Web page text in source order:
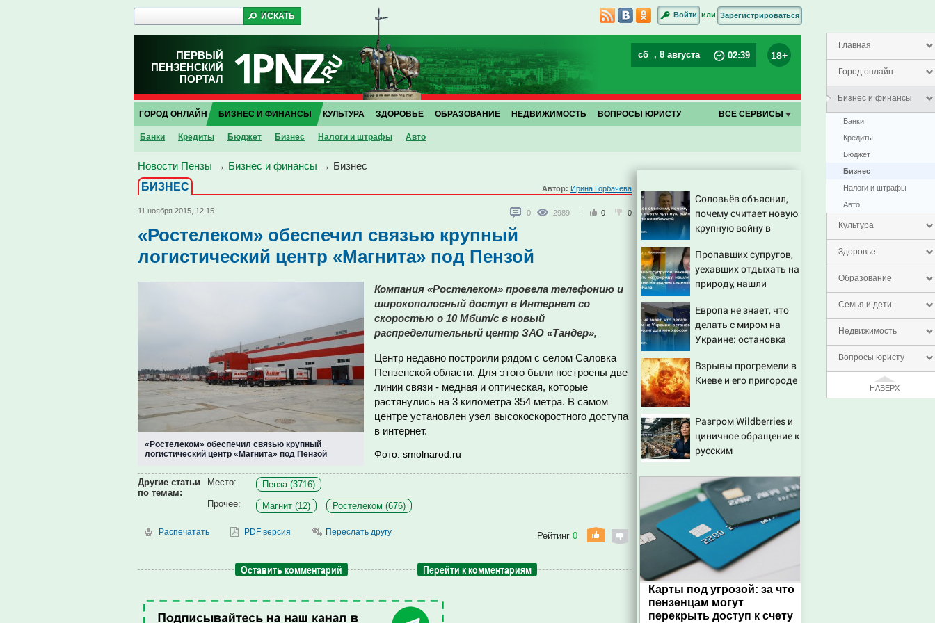
Главная
Город онлайн
Бизнес и финансы
Банки
Кредиты
Бюджет
Бизнес
Налоги и штрафы
Авто
Культура
Здоровье
Образование
Семья и дети
Недвижимость
Вопросы юристу
НАВЕРХ
Войти или Зарегистрироваться
ПЕРВЫЙ
ПЕНЗЕНСКИЙ
ПОРТАЛ
сб , 8 августа 02:39 18+
ГОРОД ОНЛАЙН БИЗНЕС И ФИНАНСЫ
Банки Кредиты Бюджет Бизнес Налоги и штрафы Авто
КУЛЬТУРА ЗДОРОВЬЕ ОБРАЗОВАНИЕ НЕДВИЖИМОСТЬ ВОПРОСЫ ЮРИСТУ ВСЕ СЕРВИСЫ
Новости Пензы → Бизнес и финансы → Бизнес
БИЗНЕС
Автор: Ирина Горбачёва
11 ноября 2015, 12:15 0 2989 0 0
«Ростелеком» обеспечил связью крупный
логистический центр «Магнита» под Пензой
«Ростелеком» обеспечил связью крупный
логистический центр «Магнита» под Пензой
Компания «Ростелеком» провела телефонию и
широкополосный доступ в Интернет со
скоростью о 10 Мбит/с в новый
распределительный центр ЗАО «Тандер»,
Центр недавно построили рядом с селом Саловка
Пензенской области. Для этого были построены две
линии связи - медная и оптическая, которые
растянулись на 3 километра 354 метра. В самом
центре установлен узел высокоскоростного доступа
в интернет.
Фото: smolnarod.ru
Другие статьи
по темам:
Место:
Пенза (3716)
Прочее:
Магнит (12) Ростелеком (676)
Распечатать PDF версия Переслать другу Рейтинг 0
Оставить комментарий Перейти к комментариям
Соловьёв объяснил,
почему считает новую
крупную войну в
Пропавших супругов,
уехавших отдыхать на
природу, нашли
сиденье автомобиля
Европа не знает, что
делать с миром на
Украине: остановка
хаосом
Взрывы прогремели в
Киеве и его пригороде
Разгром Wildberries и
циничное обращение к
русским
Карты под угрозой: за что
пензенцам могут
перекрыть доступ к счету